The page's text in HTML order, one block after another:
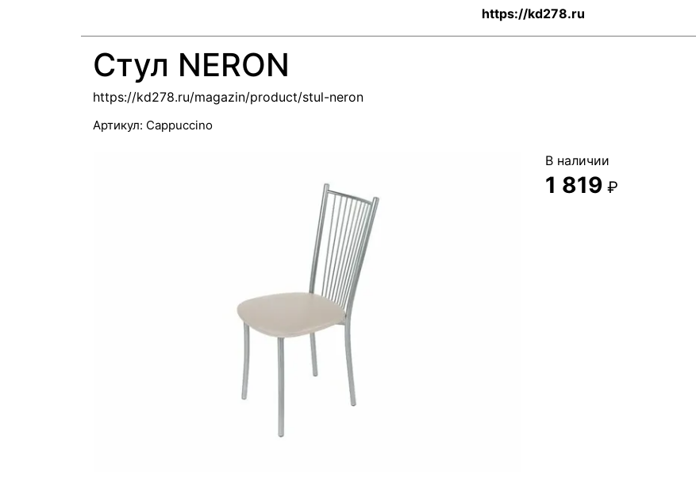
https://kd278.ru
Стул NERON
https://kd278.ru/magazin/product/stul-neron
Артикул: Cappuccino
В наличии
1 819 ₽